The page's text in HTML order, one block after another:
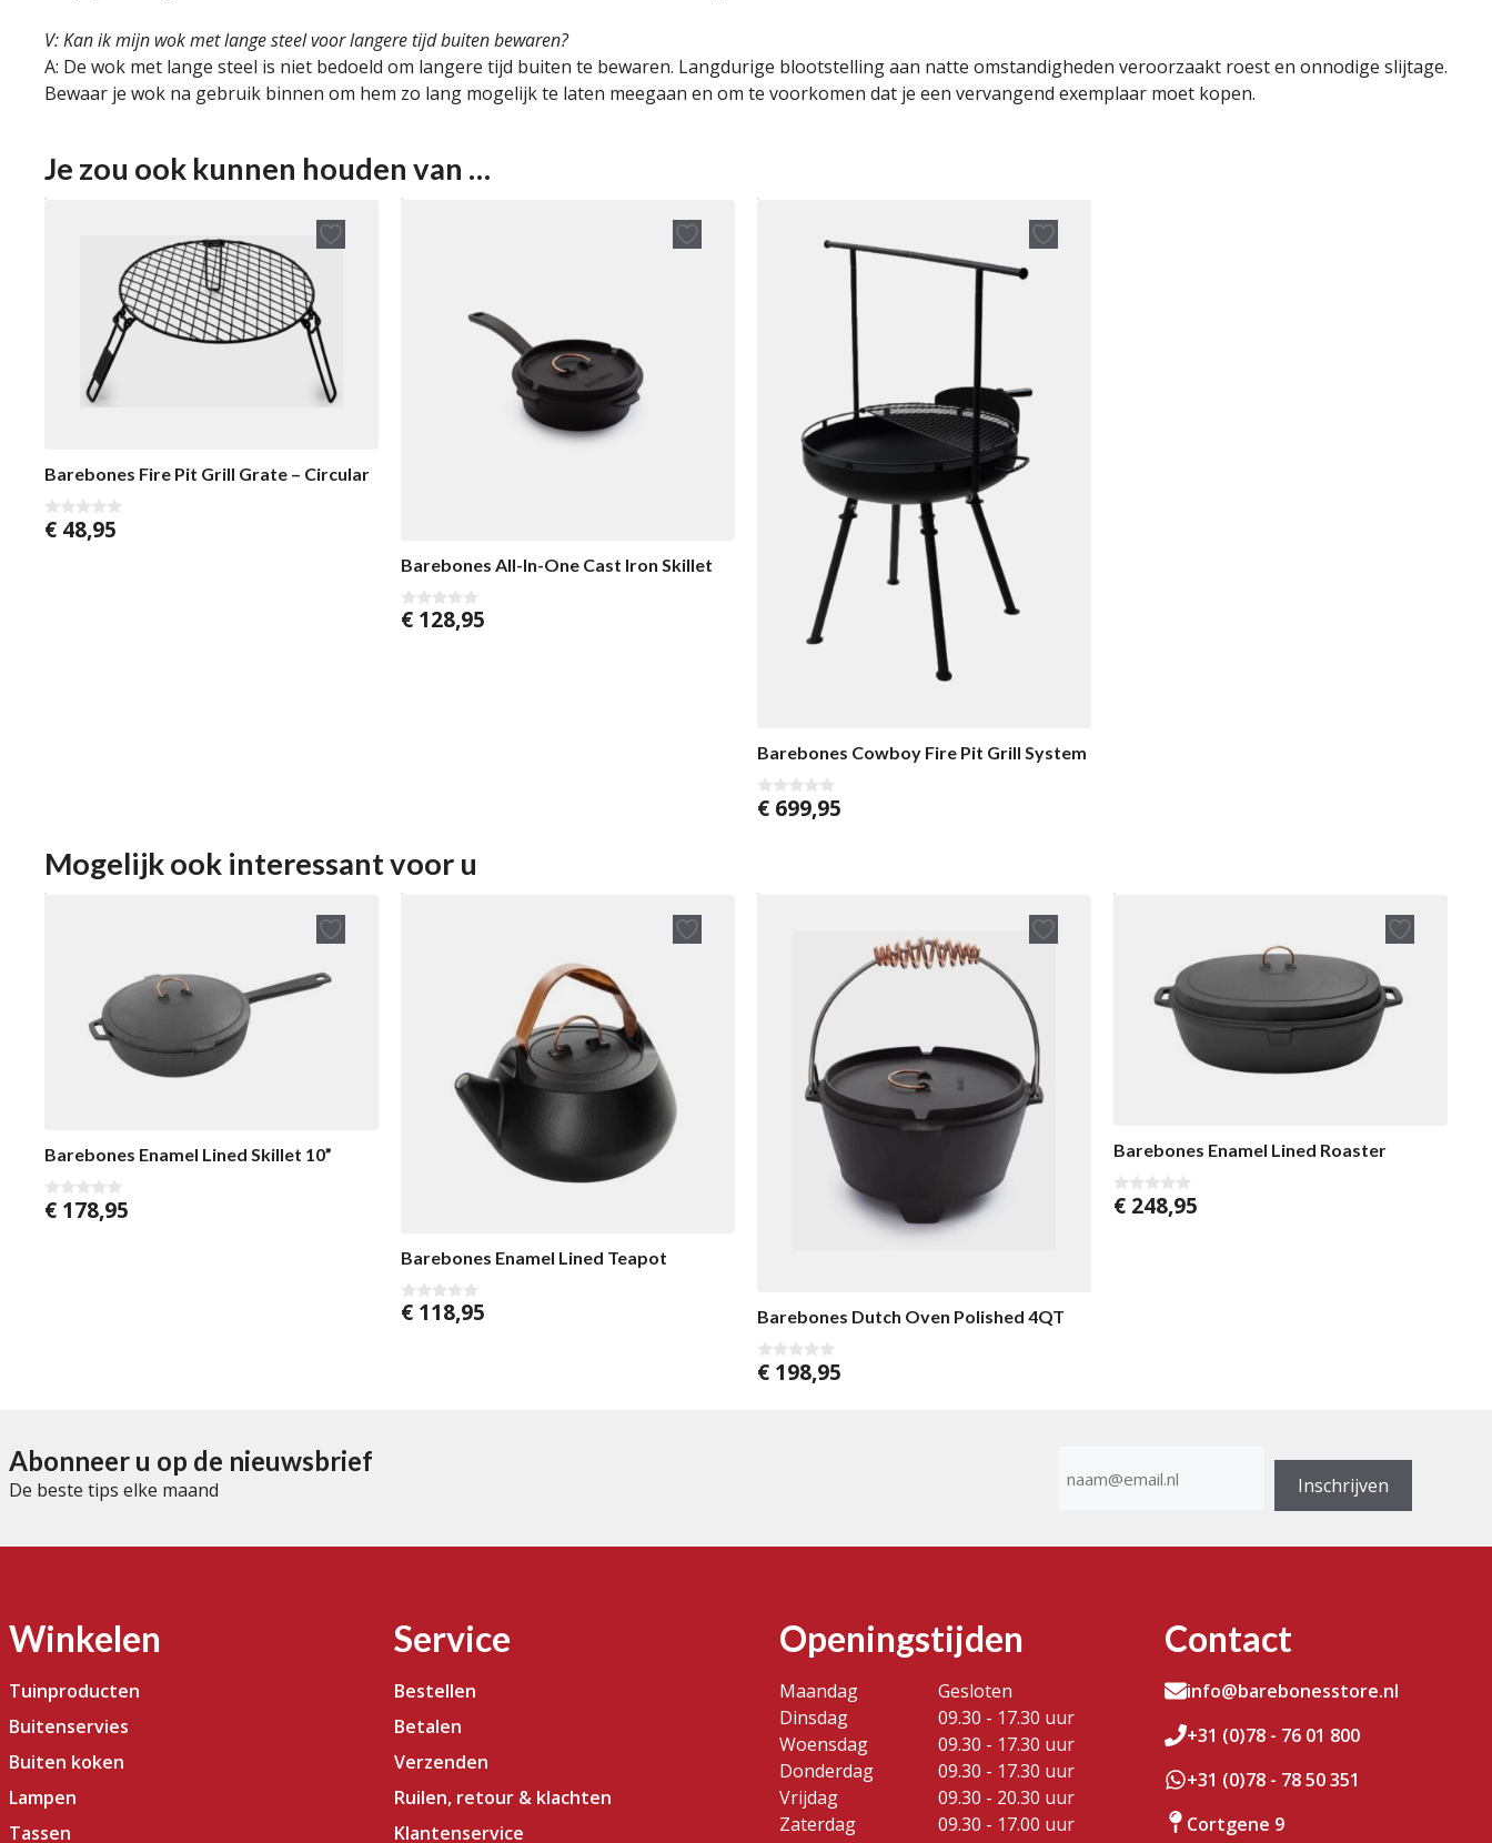
V: Kan ik mijn wok met lange steel voor langere tijd buiten bewaren?
A: De wok met lange steel is niet bedoeld om langere tijd buiten te bewaren. Langdurige blootstelling aan natte omstandigheden veroorzaakt roest en onnodige slijtage.
Bewaar je wok na gebruik binnen om hem zo lang mogelijk te laten meegaan en om te voorkomen dat je een vervangend exemplaar moet kopen.
Je zou ook kunnen houden van …
Barebones Fire Pit Grill Grate – Circular
0
€ 48,95
Barebones All-In-One Cast Iron Skillet
0
€ 128,95
Barebones Cowboy Fire Pit Grill System
0
v
€ 699,95
Mogelijk ook interessant voor u
Barebones Enamel Lined Skillet 10”
0
v
€ 178,95
Barebones Enamel Lined Teapot
0
€ 118,95 Barebones Dutch Oven Polished 4QT
0
€ 198,95
Barebones Enamel Lined Roaster
0
€ 248,95
Abonneer u op de nieuwsbrief
De beste tips elke maand
mailadres(Vereist) Inschrijven
Winkelen
Tuinproducten
Buitenservies
Buiten koken
Lampen
Tassen
Service
Bestellen
Betalen
Verzenden
Ruilen, retour & klachten
Klantenservice
Openingstijden
Maandag
Gesloten
Dinsdag
09.30 - 17.30 uur
Woensdag
09.30 - 17.30 uur
Donderdag
09.30 - 17.30 uur
Vrijdag
09.30 - 20.30 uur
Zaterdag
09.30 - 17.00 uur
Contact
info@barebonesstore.nl
+31 (0)78 - 76 01 800
+31 (0)78 - 78 50 351
Cortgene 9